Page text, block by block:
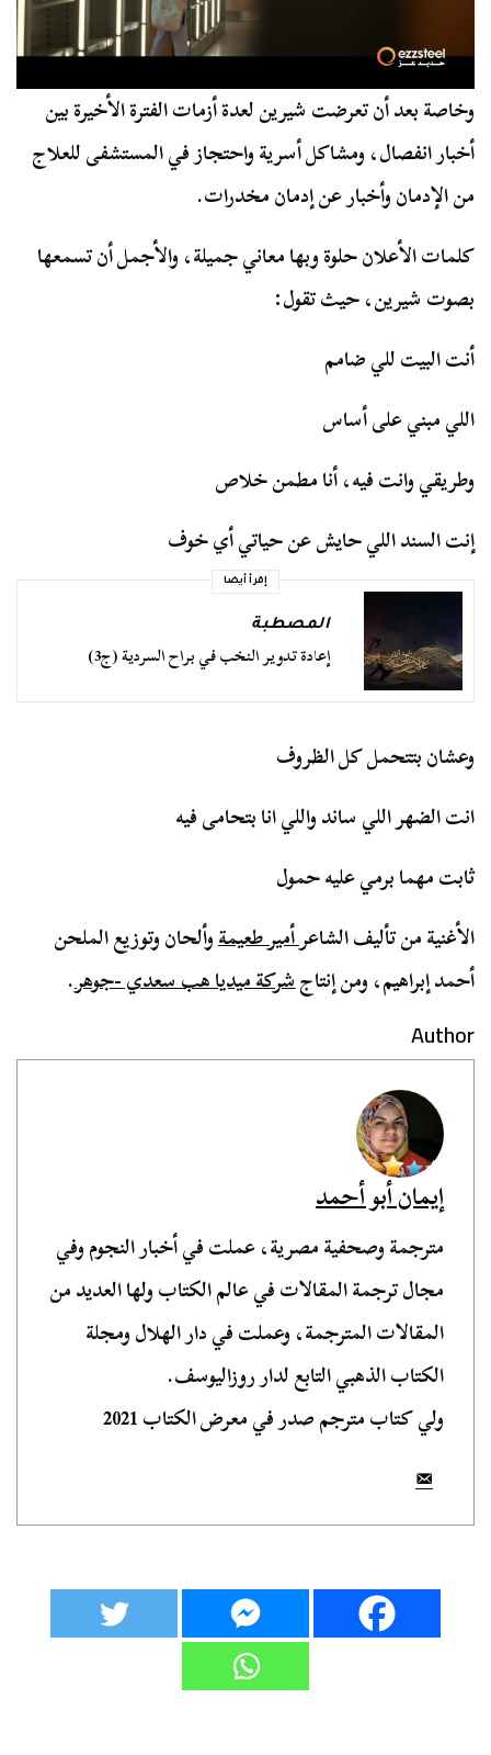
وخاصة بعد أن تعرضت شيرين لعدة أزمات الفترة الأخيرة بين
أخبار انفصال، ومشاكل أسرية واحتجاز في المستشفى للعلاج
من الإدمان وأخبار عن إدمان مخدرات.
كلمات الأعلان حلوة وبها معاني جميلة، والأجمل أن تسمعها
بصوت شيرين، حيث تقول:
أنت البيت للي ضامم
اللي مبني على أساس
وطريقي وانت فيه، أنا مطمن خلاص
إنت السند اللي حايش عن حياتي أي خوف
إقرأ أيضا
المصطبة
إعادة تدوير النخب في براح السردية (ج3)
وعشان بتتحمل كل الظروف
انت الضهر اللي ساند واللي انا بتحامى فيه
ثابت مهما برمي عليه حمول
الأغنية من تأليف الشاعرأمير طعيمةوألحان وتوزيع الملحن
أحمد إبراهيم، ومن إنتاجشركة ميديا هب سعدي -جوهر.
Author
إيمان أبو أحمد
مترجمة وصحفية مصرية، عملت في أخبار النجوم وفي
مجال ترجمة المقالات في عالم الكتاب ولها العديد من
المقالات المترجمة، وعملت في دار الهلال ومجلة
الكتاب الذهبي التابع لدار روزاليوسف.
ولي كتاب مترجم صدر في معرض الكتاب 2021